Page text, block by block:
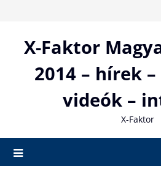
contentX-Faktor
2014 – hírek
videók –
X-Faktor